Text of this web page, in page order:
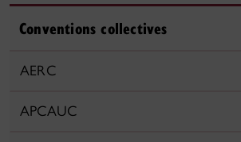
Conventions collectives
AERC
APCAUC